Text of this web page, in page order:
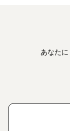
あなたに